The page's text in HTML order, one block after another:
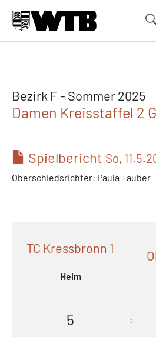
Bezirk F - Sommer 2025
Damen Kreisstaffel 2
Spielbericht So,
Oberschiedsrichter: Paula Tauber
TC Kressbronn 1
Heim
5 :